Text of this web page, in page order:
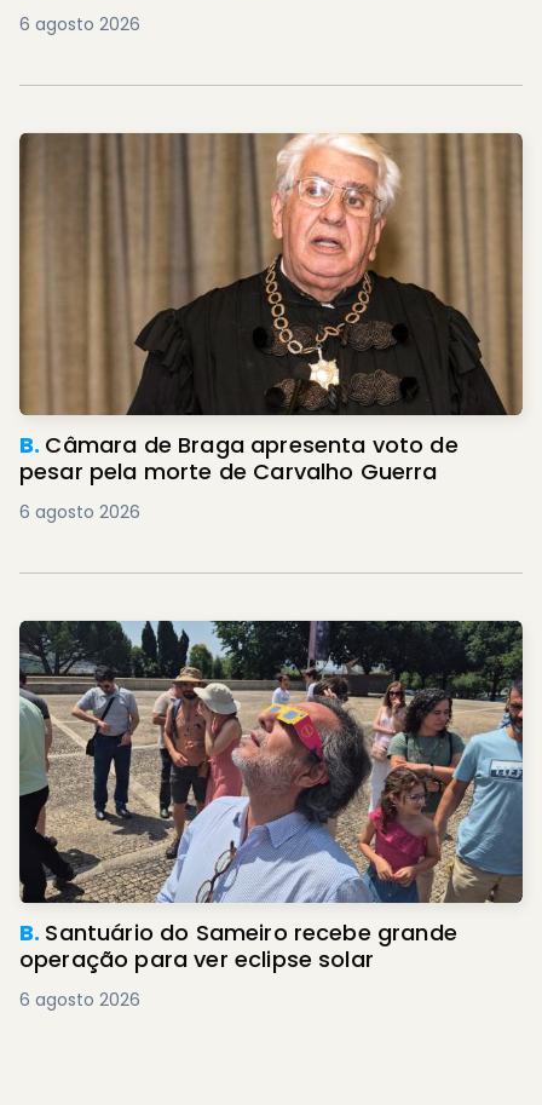
6 agosto 2026
B. Câmara de Braga apresenta voto de
pesar pela morte de Carvalho Guerra
6 agosto 2026
B. Santuário do Sameiro recebe grande
operação para ver eclipse solar
6 agosto 2026